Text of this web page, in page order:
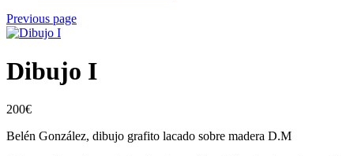
Previous page
Dibujo I
200€
Belén González, dibujo grafito lacado sobre madera D.M